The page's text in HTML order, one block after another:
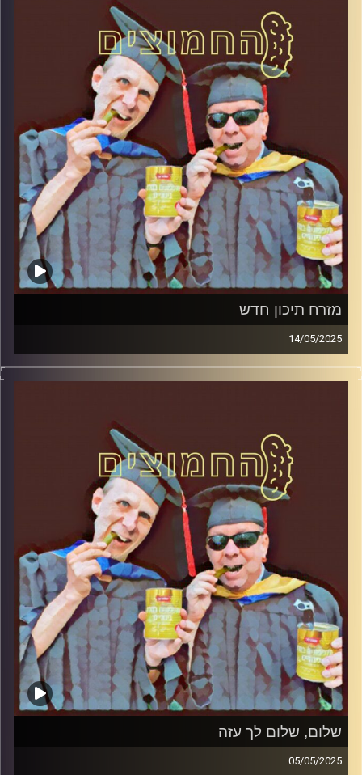
קרדיט תמונות:AudioVersity
מזרח תיכון חדש
14/05/2025
המערכת הפוליטית על ספת הפסיכולוג, עם פרופסור בועז בן-
דוד ופרופסור גלעד הירשברגר
קרדיט תמונות:AudioVersity
שלום, שלום לך עזה
05/05/2025